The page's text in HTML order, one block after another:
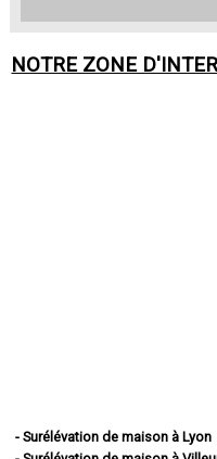
NOTRE ZONE
- Surélévation de maison à Lyon